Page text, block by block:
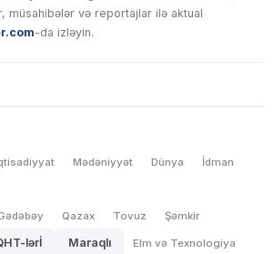
müsahibələr və reportajlar ilə aktual
-da izləyin.
Mədəniyyət Dünya İdman
Qazax Tovuz Şəmkir
lərİ Maraqlı Elm və Texnologiya